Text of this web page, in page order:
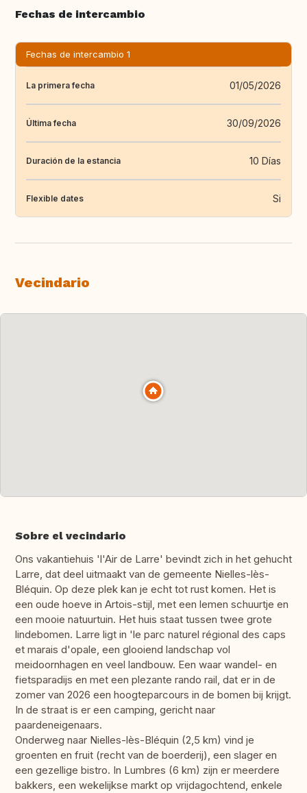
Fechas de intercambio
Fechas de intercambio 1
La primera fecha 01/05/2026
Última fecha 30/09/2026
Duración de la estancia 10 Días
Flexible dates Si
Vecindario
Sobre el vecindario
Ons vakantiehuis 'l'Air de Larre' bevindt zich in het gehucht
Larre, dat deel uitmaakt van de gemeente Nielles-lès-
Bléquin. Op deze plek kan je echt tot rust komen. Het is
een oude hoeve in Artois-stijl, met een lemen schuurtje en
een mooie natuurtuin. Het huis staat tussen twee grote
lindebomen. Larre ligt in 'le parc naturel régional des caps
et marais d'opale, een glooiend landschap vol
meidoornhagen en veel landbouw. Een waar wandel- en
fietsparadijs en met een plezante rando rail, dat er in de
zomer van 2026 een hoogteparcours in de bomen bij krijgt.
In de straat is er een camping, gericht naar
paardeneigenaars.
Onderweg naar Nielles-lès-Bléquin (2,5 km) vind je
groenten en fruit (recht van de boerderij), een slager en
een gezellige bistro. In Lumbres (6 km) zijn er meerdere
bakkers, een wekelijkse markt op vrijdagochtend, enkele